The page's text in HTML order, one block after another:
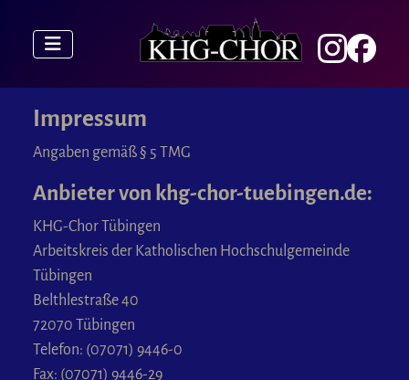
Impressum
Angaben gemäß § 5 TMG
Anbieter von khg-chor-tuebingen.de:
KHG-Chor Tübingen
Arbeitskreis der Katholischen Hochschulgemeinde
Tübingen
Belthlestraße 40
72070 Tübingen
Telefon: (07071) 9446-0
Fax: (07071) 9446-29